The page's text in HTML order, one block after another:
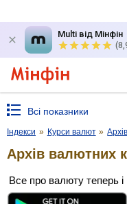
Multi від Мінфін
Всі показники
Індекси » Курси валют »
Архів валютних
Все про валюту теперь і